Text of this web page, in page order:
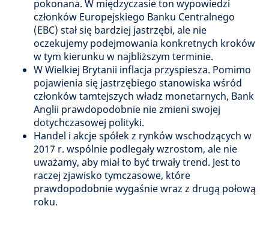
pokonana. W międzyczasie ton wypowiedzi
członków Europejskiego Banku Centralnego
(EBC) stał się bardziej jastrzębi, ale nie
oczekujemy podejmowania konkretnych kroków
w tym kierunku w najbliższym terminie.
W Wielkiej Brytanii inflacja przyspiesza. Pomimo
pojawienia się jastrzębiego stanowiska wśród
członków tamtejszych władz monetarnych, Bank
Anglii prawdopodobnie nie zmieni swojej
dotychczasowej polityki.
Handel i akcje spółek z rynków wschodzących w
2017 r. wspólnie podlegały wzrostom, ale nie
uważamy, aby miał to być trwały trend. Jest to
raczej zjawisko tymczasowe, które
prawdopodobnie wygaśnie wraz z drugą połową
roku.